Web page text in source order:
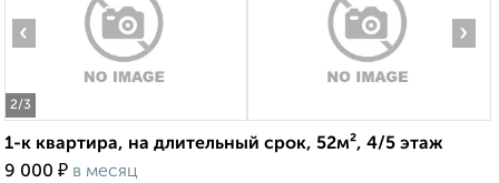
2/3
‹ ›
1-к квартира, на длительный срок, 52м², 4/5 этаж
9 000 ₽ в месяц